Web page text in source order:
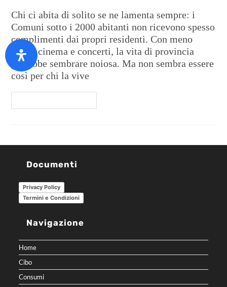
Chi ci abita di solito se ne lamenta sempre: i
Comuni sotto i 2000 abitanti non ricevono spesso
complimenti dai propri residenti. Con meno
teatri, cinema e concerti, la vita di provincia
potrebbe sembrare noiosa. Ma non sembra essere
così per chi la vive
Documenti
Privacy Policy
Termini e Condizioni
Navigazione
Home
Cibo
Consumi